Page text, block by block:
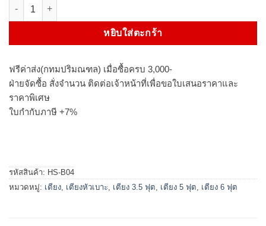
หยิบใส่ตะกร้า
ฟรีค่าส่ง(กทมปริมณฑล) เมื่อซื้อครบ 3,000-
ฝ่ายจัดซื้อ สั่งจำนวน ติดต่อเจ้าหน้าที่เพื่อขอใบเสนอราคาและ
ราคาพิเศษ
ใบกำกับภาษี +7%
รหัสสินค้า: HS-B04
หมวดหมู่: เตียง, เตียงหัวเบาะ, เตียง 3.5 ฟุต, เตียง 5 ฟุต, เตียง 6 ฟุต